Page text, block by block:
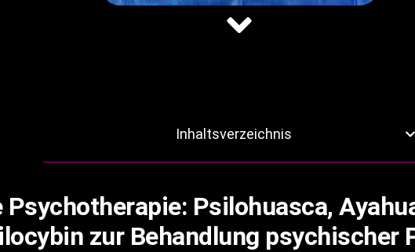
Inhaltsverzeichnis
Psilohuasca,
zur Behandlung psychischer